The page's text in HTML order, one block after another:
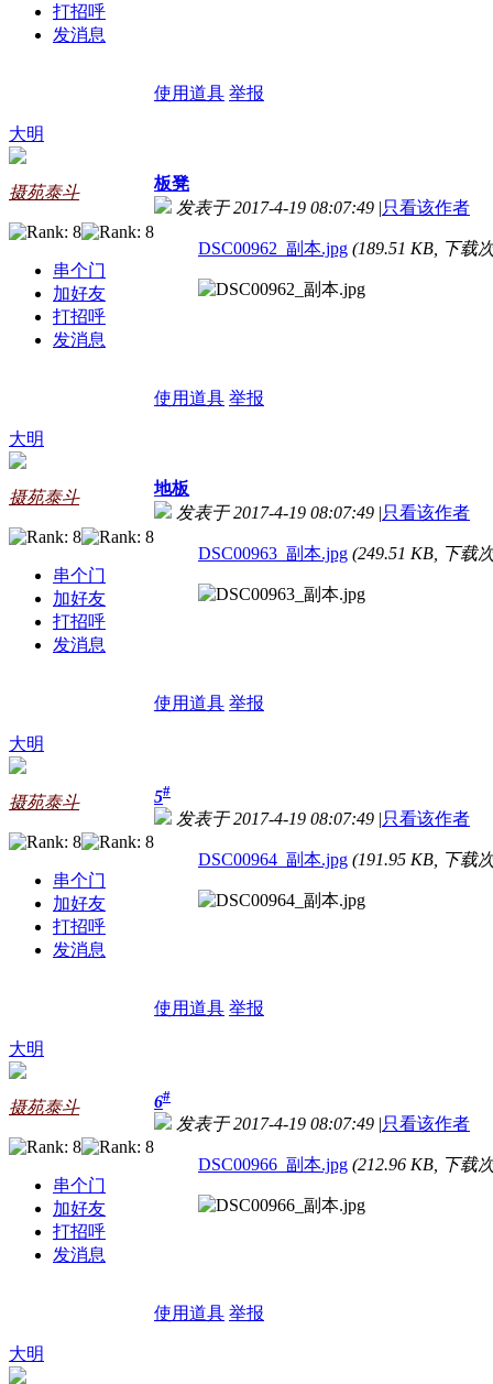
打招呼
发消息
使用道具 举报
大明
摄苑泰斗
串个门
加好友
打招呼
发消息
板凳
发表于 2017-4-19 08:07:49 |只看该作者
DSC00962_副本.jpg (189.51 KB, 下载
使用道具 举报
大明
摄苑泰斗
串个门
加好友
打招呼
发消息
地板
发表于 2017-4-19 08:07:49 |只看该作者
DSC00963_副本.jpg (249.51 KB, 下载
使用道具 举报
大明
摄苑泰斗
串个门
加好友
打招呼
发消息
5#
发表于 2017-4-19 08:07:49 |只看该作者
DSC00964_副本.jpg (191.95 KB, 下载
使用道具 举报
大明
摄苑泰斗
串个门
加好友
打招呼
发消息
6#
发表于 2017-4-19 08:07:49 |只看该作者
DSC00966_副本.jpg (212.96 KB, 下载
使用道具 举报
大明